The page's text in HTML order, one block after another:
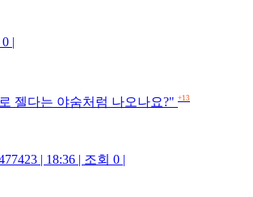
0 |
젤다는 야숨처럼 나오나요?" +13
| 18:36 | 조회 0 |